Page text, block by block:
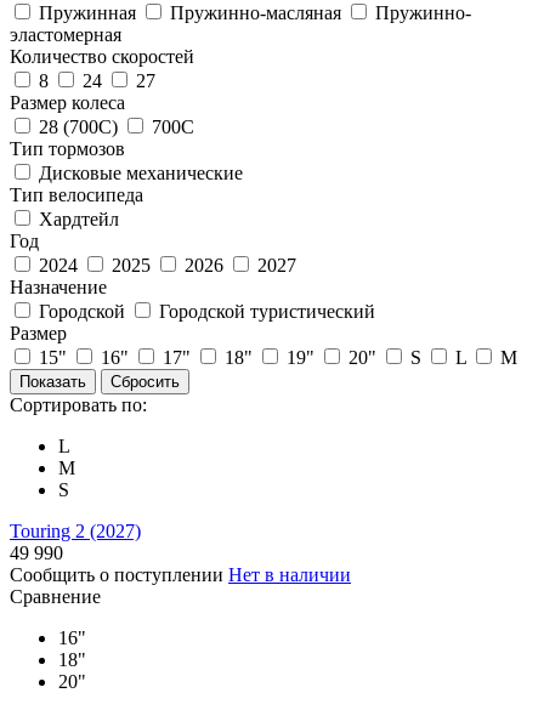
Пружинная
Пружинно-масляная
Пружинно-
эластомерная
Количество скоростей
8
24
27
Размер колеса
28 (700C)
700С
Тип тормозов
Дисковые механические
Тип велосипеда
Хардтейл
Год
2024
2025 2026
2027
Назначение
Городской
Городской туристический
Размер
15"
16" 17" 18" 19" 20" S L M
Сортировать по:
L
M
S
Touring 2 (2027)
49 990
Сообщить о поступлении Нет в наличии
Сравнение
16"
18"
20"